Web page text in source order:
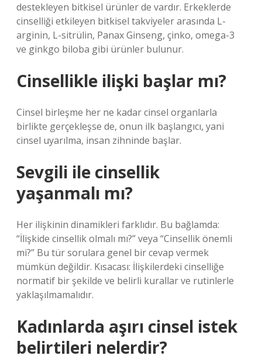
destekleyen bitkisel ürünler de vardır. Erkeklerde
cinselliği etkileyen bitkisel takviyeler arasında L-
arginin, L-sitrülin, Panax Ginseng, çinko, omega-3
ve ginkgo biloba gibi ürünler bulunur.
Cinsellikle ilişki başlar mı?
Cinsel birleşme her ne kadar cinsel organlarla
birlikte gerçekleşse de, onun ilk başlangıcı, yani
cinsel uyarılma, insan zihninde başlar.
Sevgili ile cinsellik
yaşanmalı mı?
Her ilişkinin dinamikleri farklıdır. Bu bağlamda:
“İlişkide cinsellik olmalı mı?” veya “Cinsellik önemli
mi?” Bu tür sorulara genel bir cevap vermek
mümkün değildir. Kısacası: İlişkilerdeki cinselliğe
normatif bir şekilde ve belirli kurallar ve rutinlerle
yaklaşılmamalıdır.
Kadınlarda aşırı cinsel istek
belirtileri nelerdir?